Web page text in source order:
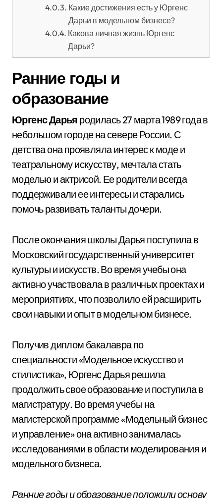
Какие достижения есть у Юргенс
Дарьи в модельном бизнесе?
Какова личная жизнь Юргенс
Дарьи?
Ранние годы и
образование
Юргенс Дарья родилась 27 марта 1989 года в
небольшом городе на севере России. С
детства она проявляла интерес к моде и
театральному искусству, мечтала стать
моделью и актрисой. Ее родители всегда
поддерживали ее интересы и старались
помочь развивать таланты дочери.
После окончания школы Дарья поступила в
Московский государственный университет
культуры и искусств. Во время учебы она
активно участвовала в различных проектах и
мероприятиях, что позволило ей расширить
свои навыки и опыт в модельном бизнесе.
Получив диплом бакалавра по
специальности «Модельное искусство и
стилистика», Юргенс Дарья решила
продолжить свое образование и поступила в
магистратуру. Во время учебы на
магистерской программе «Модельный бизнес
и управление» она активно занималась
исследованиями в области моделирования и
модельного бизнеса.
Ранние годы и образование положили основу